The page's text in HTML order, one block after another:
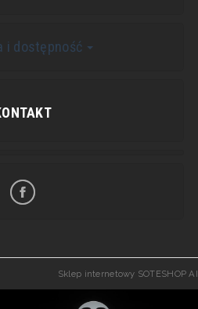
i dostępność
Sklep internetowy SOTESHOP AI